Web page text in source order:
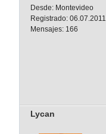
Desde: Montevideo
Registrado: 06.07.2011
Mensajes: 166
Lycan